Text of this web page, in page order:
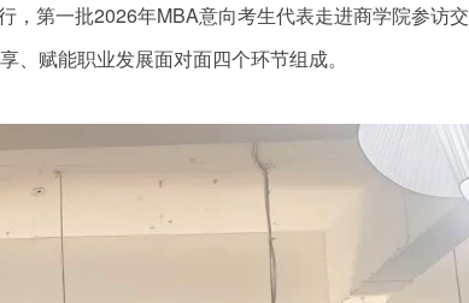
，第一批2026年MBA意向考生代表走进商学院参访交
赋能职业发展面对面四个环节组成。